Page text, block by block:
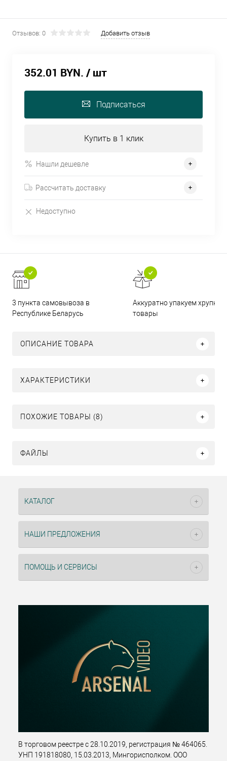
Отзывов: 0 Добавить отзыв
352.01 BYN. / шт
Подписаться
Купить в 1 клик
Нашли дешевле
Рассчитать доставку
Недоступно
3 пункта самовывоза в
Республике Беларусь
Аккуратно упакуем хрупкие
товары
ОПИСАНИЕ ТОВАРА
ХАРАКТЕРИСТИКИ
ПОХОЖИЕ ТОВАРЫ (8)
ФАЙЛЫ
КАТАЛОГ
НАШИ ПРЕДЛОЖЕНИЯ
ПОМОЩЬ И СЕРВИСЫ
В торговом реестре с 28.10.2019, регистрация № 464065.
УНП 191818080, 15.03.2013, Мингорисполком. ООО